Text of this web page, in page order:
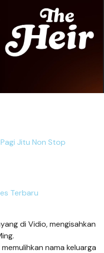
Jitu Non Stop
Terbaru
di Vidio, mengisahkan
nama keluarga